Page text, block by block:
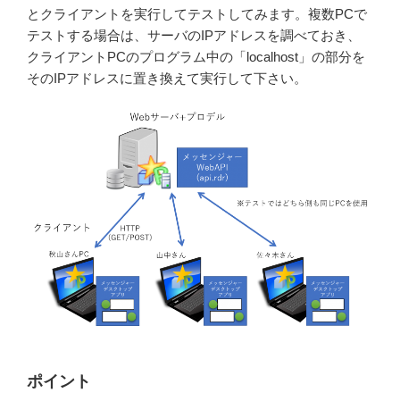
とクライアントを実行してテストしてみます。複数PCで
テストする場合は、サーバのIPアドレスを調べておき、
クライアントPCのプログラム中の「localhost」の部分を
そのIPアドレスに置き換えて実行して下さい。
ポイント